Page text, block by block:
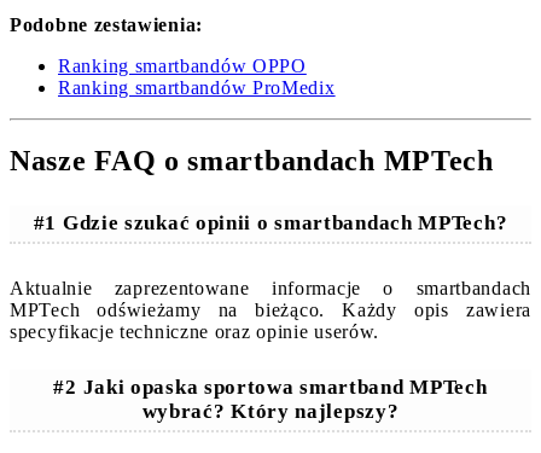
Podobne zestawienia:
Ranking smartbandów OPPO
Ranking smartbandów ProMedix
Nasze FAQ o smartbandach MPTech
#1 Gdzie szukać opinii o smartbandach MPTech?
Aktualnie zaprezentowane informacje o smartbandach
MPTech odświeżamy na bieżąco. Każdy opis zawiera
specyfikacje techniczne oraz opinie userów.
#2 Jaki opaska sportowa smartband MPTech
wybrać? Który najlepszy?